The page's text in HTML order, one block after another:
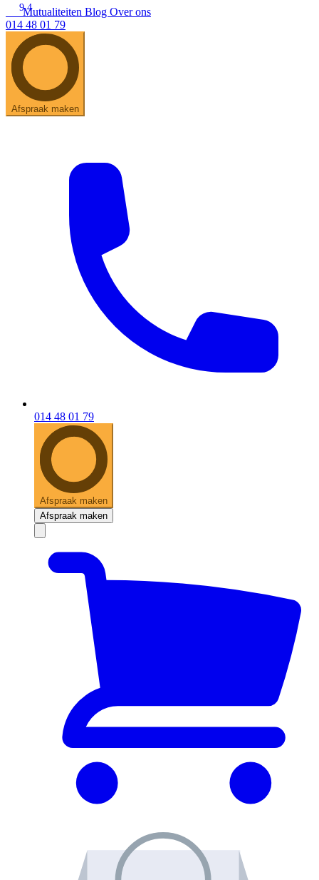
Zoeken
Snel zoeken
Hoorapparaatbatterijen
ReSound Vivia
Oticon IntentSignia Silk
9.4
Mutualiteiten Blog Over ons
014 48 01 79
Afspraak maken
014 48 01 79
Afspraak maken
Afspraak maken